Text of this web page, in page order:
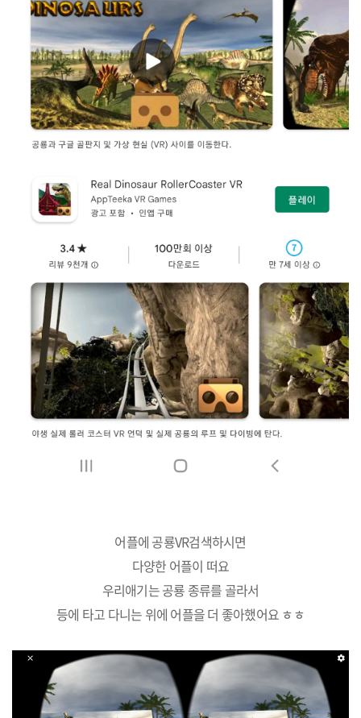
어플에 공룡VR검색하시면
다양한 어플이 떠요
우리애기는 공룡 종류를 골라서
등에 타고 다니는 위에 어플을 더 좋아했어요 ㅎㅎ